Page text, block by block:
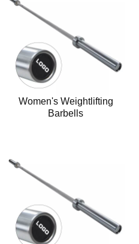
Women's Weightlifting
Barbells